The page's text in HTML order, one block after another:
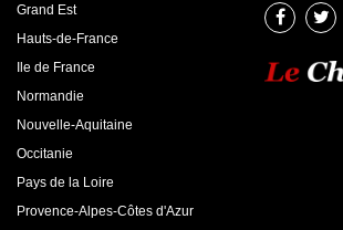
Grand Est
Hauts-de-France
Ile de France
Normandie
Nouvelle-Aquitaine
Occitanie
Pays de la Loire
Provence-Alpes-Côtes d'Azur